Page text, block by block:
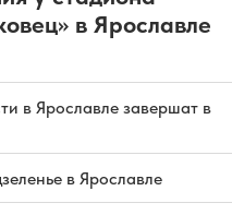
в Ярославле
в Ярославле завершат в
в Ярославле